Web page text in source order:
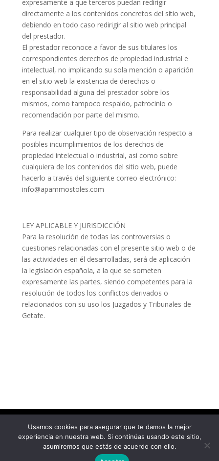
expresamente a que terceros puedan redirigir
directamente a los contenidos concretos del sitio web,
debiendo en todo caso redirigir al sitio web principal
del prestador.
El prestador reconoce a favor de sus titulares los
correspondientes derechos de propiedad industrial e
intelectual, no implicando su sola mención o aparición
en el sitio web la existencia de derechos o
responsabilidad alguna del prestador sobre los
mismos, como tampoco respaldo, patrocinio o
recomendación por parte del mismo.
Para realizar cualquier tipo de observación respecto a
posibles incumplimientos de los derechos de
propiedad intelectual o industrial, así como sobre
cualquiera de los contenidos del sitio web, puede
hacerlo a través del siguiente correo electrónico:
info@apammostoles.com
LEY APLICABLE Y JURISDICCIÓN
Para la resolución de todas las controversias o
cuestiones relacionadas con el presente sitio web o de
las actividades en él desarrolladas, será de aplicación
la legislación española, a la que se someten
expresamente las partes, siendo competentes para la
resolución de todos los conflictos derivados o
relacionados con su uso los Juzgados y Tribunales de
Getafe.
Cookies
Copyright © 2023 Un Plan Perfecto | Diseño Web:
Usamos cookies para asegurar que te damos la mejor
experiencia en nuestra web. Si continúas usando este sitio,
asumiremos que estás de acuerdo con ello.